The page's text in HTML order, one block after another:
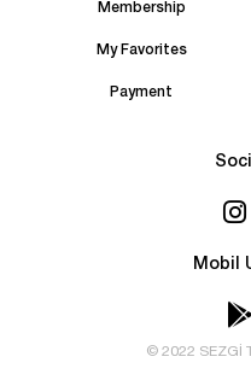
Membership
My Favorites
Payment
Mobil
© 2022 SEZGİ